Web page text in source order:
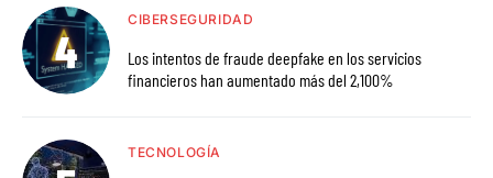
CIBERSEGURIDAD
Los intentos de fraude deepfake en los servicios
financieros han aumentado más del 2,100%
TECNOLOGÍA